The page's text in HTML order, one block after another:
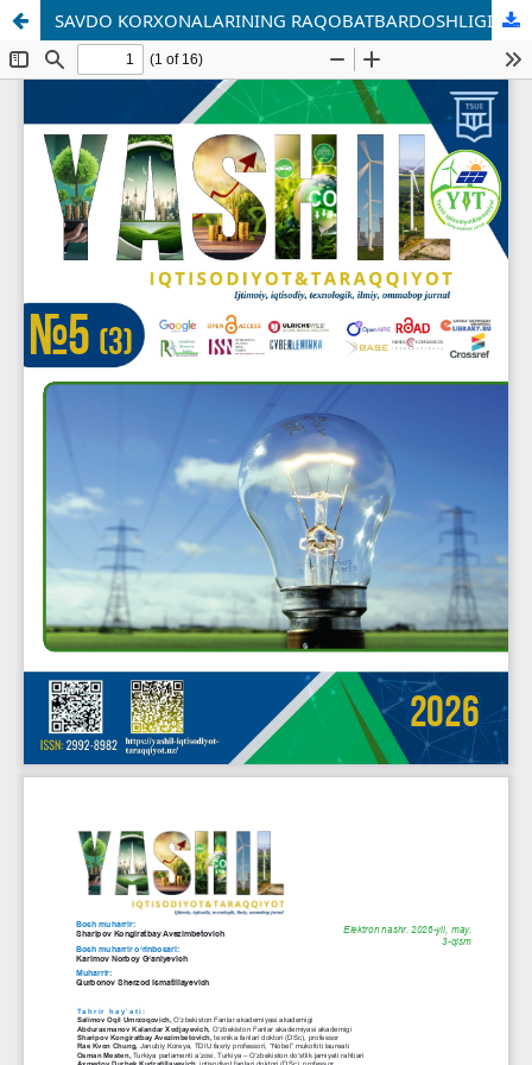
SAVDO KORXONALARINING RAQOBATBARDOSHLIGINI OSHIRISHDA MA’LUMOTLAR TAHLILI VA MAQSADLI MARKETINGDAN FOYDALANISH YO‘NALISHLARI